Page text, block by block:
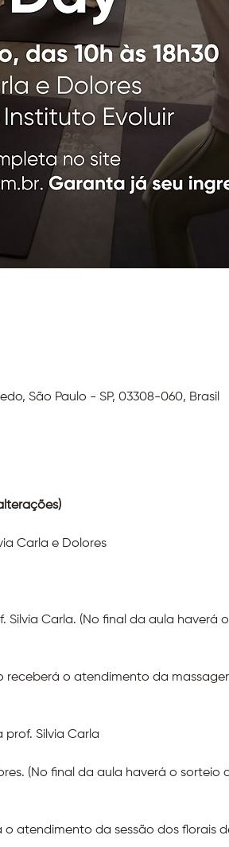
São Paulo - SP, 03308-060, Brasil
Carla e Dolores
Carla. (No final da aula haverá
receberá o atendimento da
Silvia Carla
(No final da aula haverá o sorteio
atendimento da sessão dos florais